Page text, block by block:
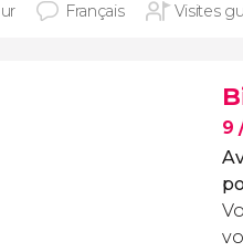
Français Visites
9